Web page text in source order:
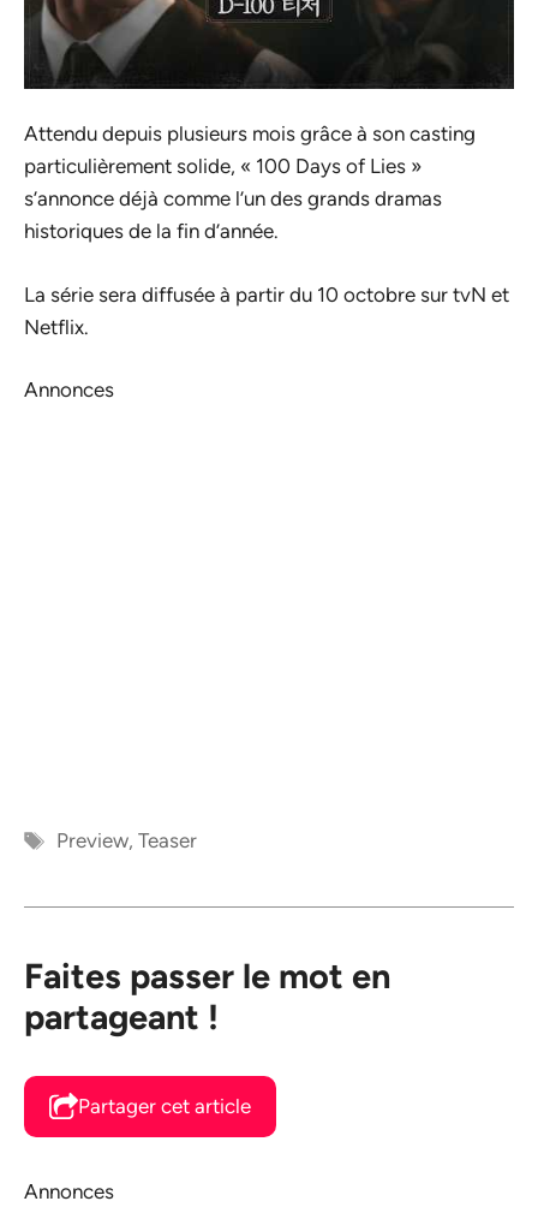
Attendu depuis plusieurs mois grâce à son casting
particulièrement solide, « 100 Days of Lies »
s’annonce déjà comme l’un des grands dramas
historiques de la fin d’année.
La série sera diffusée à partir du 10 octobre sur tvN et
Netflix.
Annonces
Étiquettes
Preview,Teaser
Faites passer le mot en
partageant !
Partager cet article
Annonces